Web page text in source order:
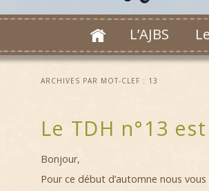
L’AJBS
ARCHIVES PAR MOT-CLEF : 13
Le TDH n°13
Bonjour,
Pour ce début d’automne nous